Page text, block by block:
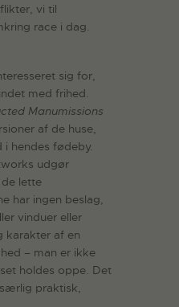
vi til
race i dag.
sig for,
med frihed.
Manumissions
af de huse,
hendes fødeby.
udgør
lette
har ingen beslag,
vinduer eller
karakter af en
– man er ikke
holdes oppe. Det
praktisk,